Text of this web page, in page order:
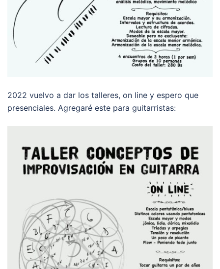
2022 vuelvo a dar los talleres, on line y espero que
presenciales. Agregaré este para guitarristas: